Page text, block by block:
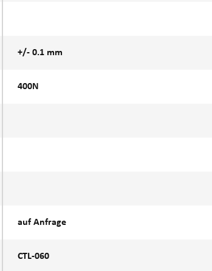
+/- 0.1 mm
400N
auf Anfrage
CTL-060